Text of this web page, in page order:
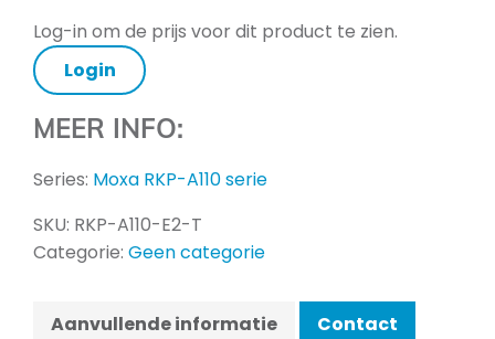
Log-in om de prijs voor dit product te zien.
Login
MEER INFO:
Series: Moxa RKP-A110 serie
SKU: RKP-A110-E2-T
Categorie: Geen categorie
Aanvullende informatie Contact